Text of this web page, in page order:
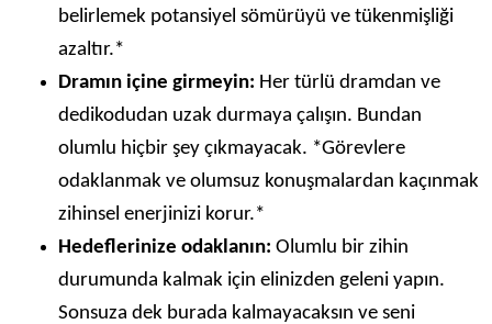
belirlemek potansiyel sömürüyü ve tükenmişliği
azaltır.*
Dramın içine girmeyin: Her türlü dramdan ve
dedikodudan uzak durmaya çalışın. Bundan
olumlu hiçbir şey çıkmayacak. *Görevlere
odaklanmak ve olumsuz konuşmalardan kaçınmak
zihinsel enerjinizi korur.*
Hedeflerinize odaklanın: Olumlu bir zihin
durumunda kalmak için elinizden geleni yapın.
Sonsuza dek burada kalmayacaksın ve seni